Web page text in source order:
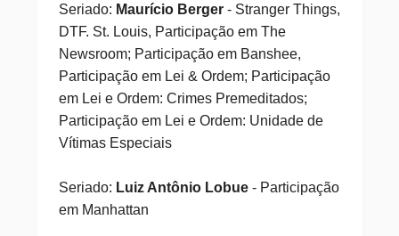
Seriado: Maurício Berger- Stranger Things,
DTF. St. Louis, Participação em The
Newsroom; Participação em Banshee,
Participação em Lei & Ordem; Participação
em Lei e Ordem: Crimes Premeditados;
Participação em Lei e Ordem: Unidade de
Vítimas Especiais
Seriado: Luiz Antônio Lobue- Participação
em Manhattan